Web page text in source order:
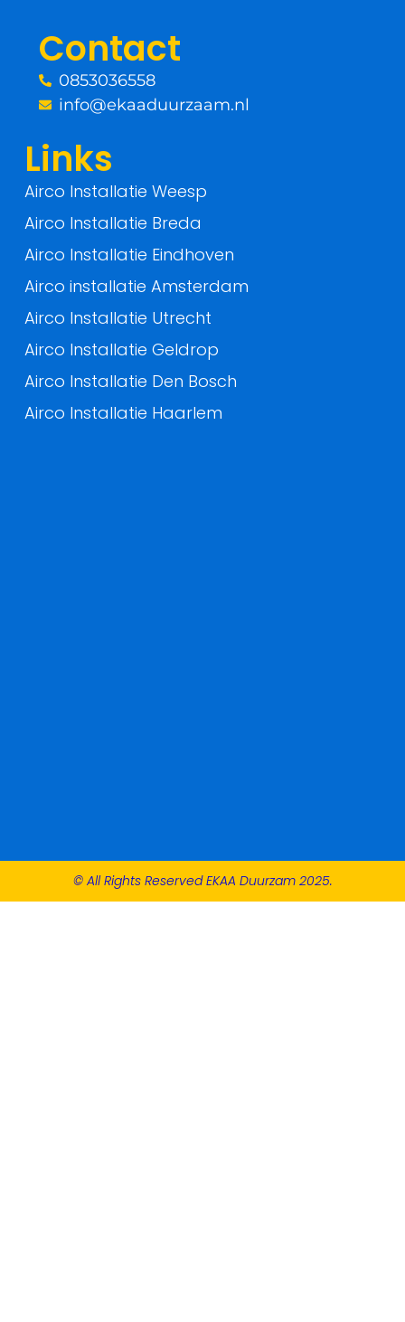
k
-
Contact
0853036558
info@ekaaduurzaam.nl
Links
Airco Installatie Weesp
Airco Installatie Breda
Airco Installatie Eindhoven
Airco installatie Amsterdam
Airco Installatie Utrecht
Airco Installatie Geldrop
Airco Installatie Den Bosch
Airco Installatie Haarlem
© All Rights Reserved EKAA Duurzam 2025.